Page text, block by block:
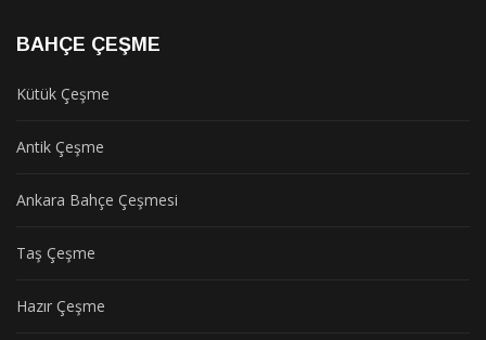
BAHÇE ÇEŞME
Kütük Çeşme
Antik Çeşme
Ankara Bahçe Çeşmesi
Taş Çeşme
Hazır Çeşme